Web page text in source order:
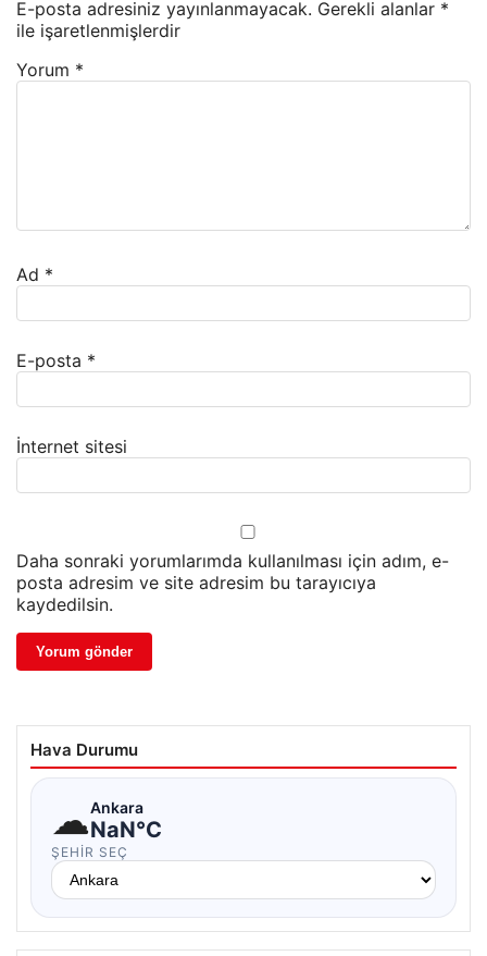
E-posta adresiniz yayınlanmayacak. Gerekli alanlar *
ile işaretlenmişlerdir
Yorum *
Ad *
E-posta *
İnternet sitesi
Daha sonraki yorumlarımda kullanılması için adım, e-
posta adresim ve site adresim bu tarayıcıya
kaydedilsin.
Hava Durumu
☁Ankara
NaN°C
ŞEHIR SEÇ